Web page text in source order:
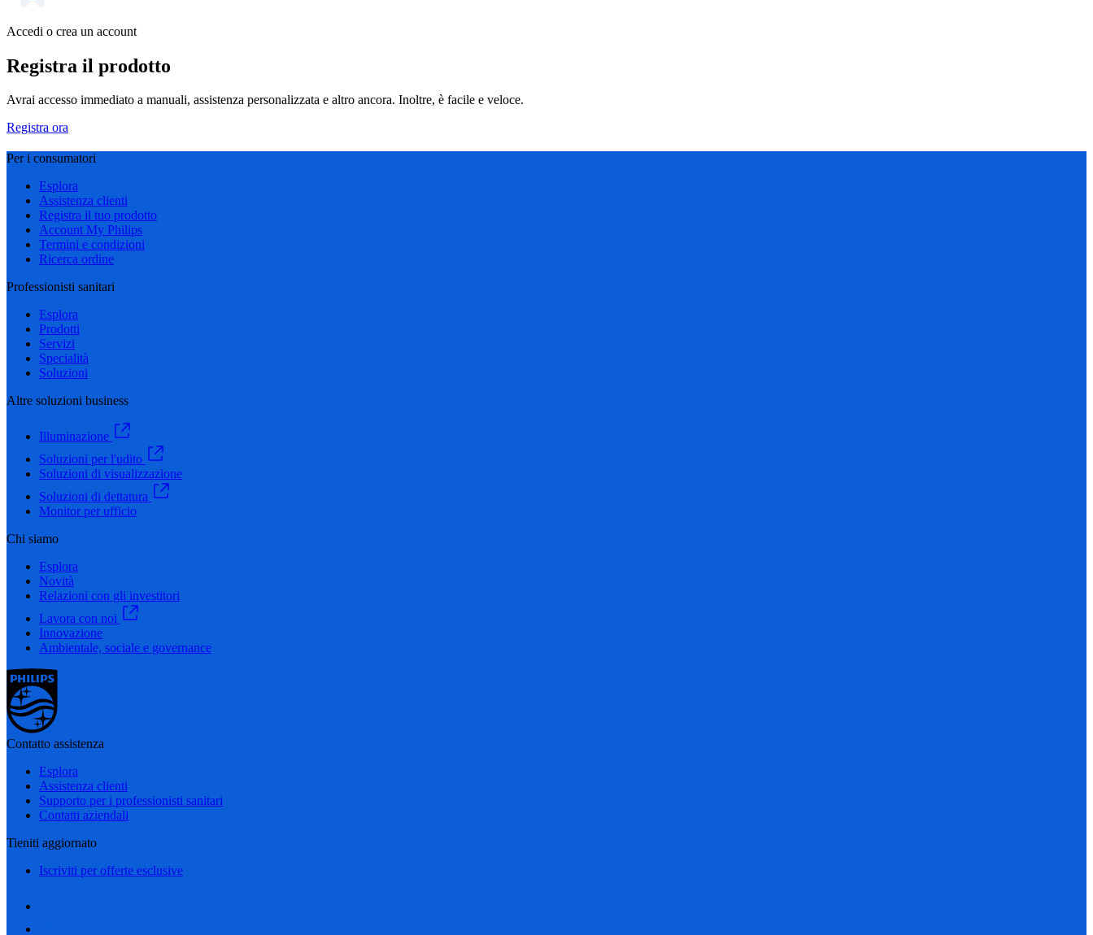
Accedi o crea un account
Registra il prodotto
Avrai accesso immediato a manuali, assistenza personalizzata e altro ancora. Inoltre, è facile e veloce.
Registra ora
Per i consumatori
Esplora
Assistenza clienti
Registra il tuo prodotto
Account My Philips
Termini e condizioni
Ricerca ordine
Professionisti sanitari
Esplora
Prodotti
Servizi
Specialità
Soluzioni
Altre soluzioni business
Illuminazione
Soluzioni per l'udito
Soluzioni di visualizzazione
Soluzioni di dettatura
Monitor per ufficio
Chi siamo
Esplora
Novità
Relazioni con gli investitori
Lavora con noi
Innovazione
Ambientale, sociale e governance
Contatto assistenza
Esplora
Assistenza clienti
Supporto per i professionisti sanitari
Contatti aziendali
Tieniti aggiornato
Iscriviti per offerte esclusive